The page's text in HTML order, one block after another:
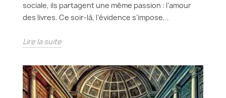
sociale, ils partagent une même passion : l’amour
des livres. Ce soir-là, l’évidence s’impose...
Lire la suite